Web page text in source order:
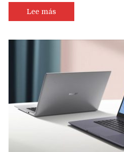
Lee más